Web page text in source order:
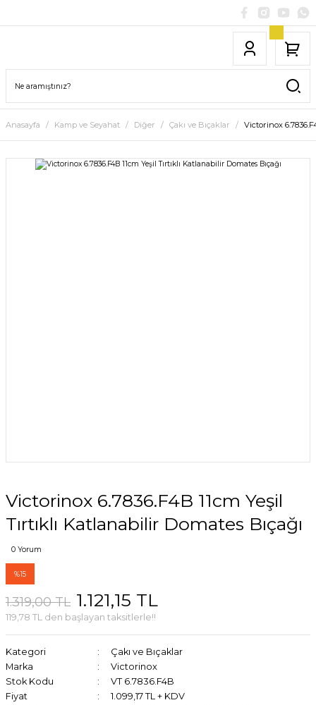
Anasayfa Kamp ve Seyahat Diğer Çakı ve Bıçaklar Victorinox
Victorinox 6.7836.F4B 11cm Yeşil
Tırtıklı Katlanabilir Domates Bıçağı
0 Yorum
%15
1.319,00 TL 1.121,15 TL
119,78 TL den başlayan taksitlerle!!
Kategori
Çakı ve Bıçaklar
Marka
Victorinox
Stok Kodu
VT 6.7836.F4B
Fiyat
1.099,17 TL + KDV